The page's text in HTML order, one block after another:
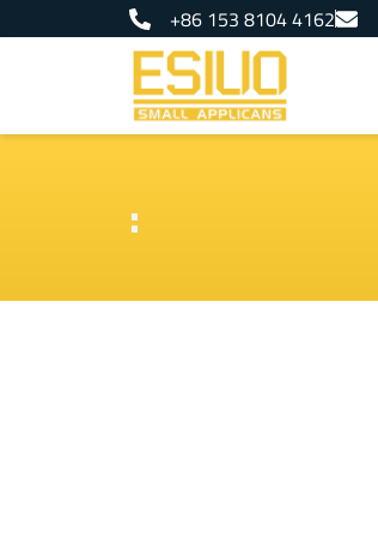
au
+86 153 8104 4162
: